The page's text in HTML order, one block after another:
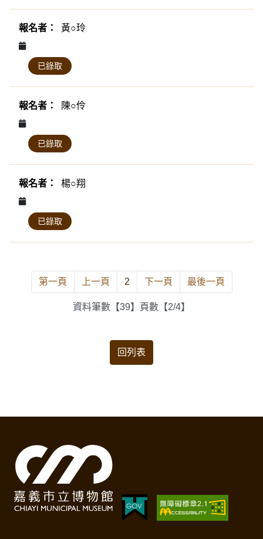
黃○玲
已錄取
陳○伶
已錄取
楊○翔
已錄取
第一頁 上一頁 2 下一頁 最後一頁
資料筆數【39】頁數【2/4】
回列表